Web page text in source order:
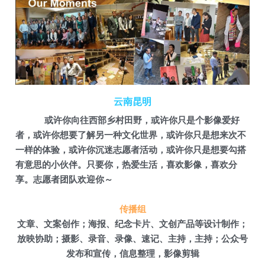
云南昆明
或许你向往西部乡村田野，或许你只是个影像爱好
者，或许你想要了解另一种文化世界，或许你只是想来次不
一样的体验，或许你沉迷志愿者活动，或许你只是想要勾搭
有意思的小伙伴。只要你，热爱生活，喜欢影像，喜欢分
享。志愿者团队欢迎你～
传播组
文章、文案创作；海报、纪念卡片、文创产品等设计制作；
放映协助；摄影、录音、录像、速记、主持，主持；公众号
发布和宣传，信息整理，影像剪辑